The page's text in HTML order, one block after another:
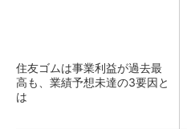
住友ゴムは事業利益が過去最
高も、業績予想未達の3要因と
は